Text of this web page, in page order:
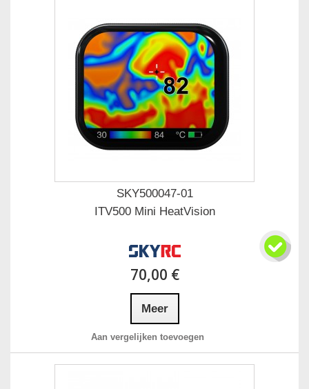
SKY500047-01
ITV500 Mini HeatVision
70,00 €
Meer
Aan vergelijken toevoegen